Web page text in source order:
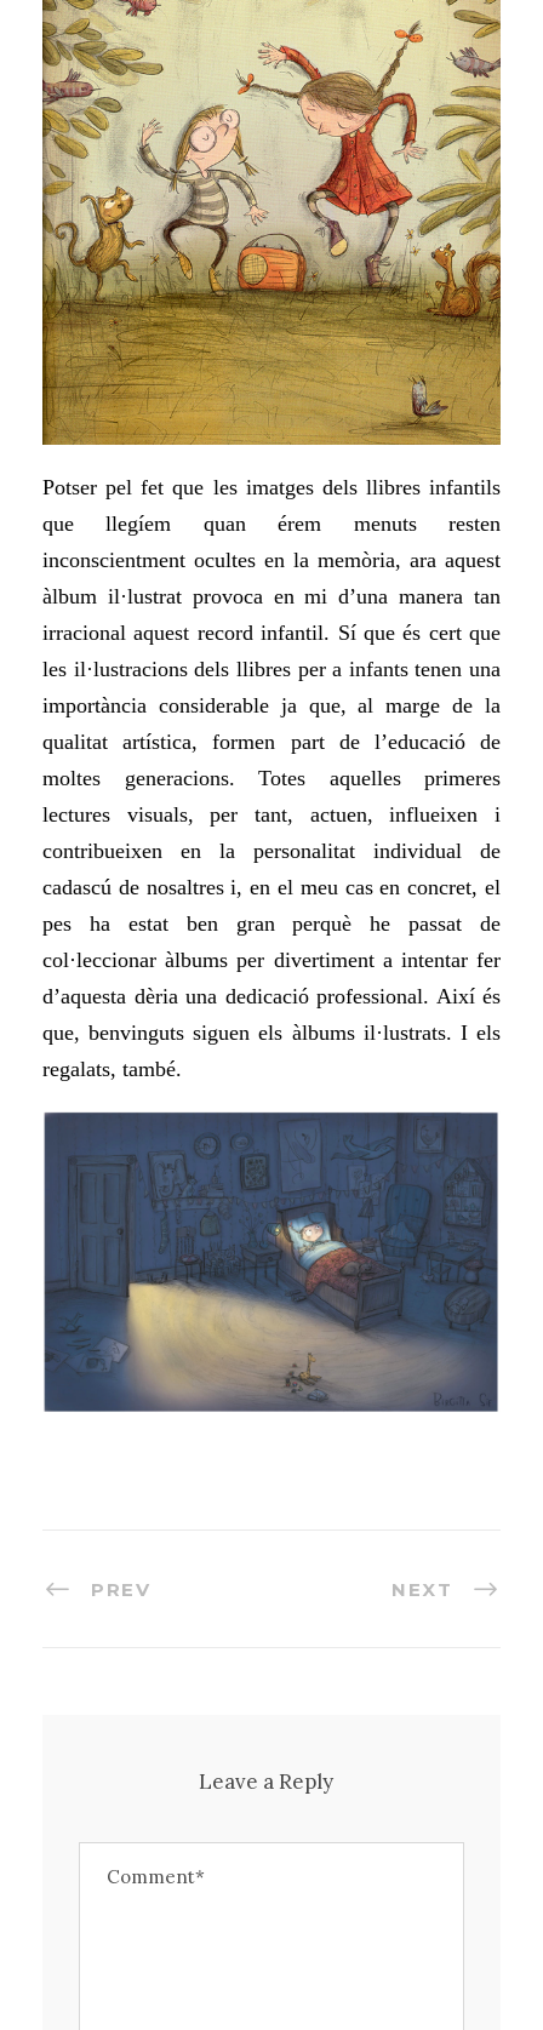
Potser pel fet que les imatges dels llibres infantils
que llegíem quan érem menuts resten
inconscientment ocultes en la memòria, ara aquest
àlbum il·lustrat provoca en mi d’una manera tan
irracional aquest record infantil. Sí que és cert que
les il·lustracions dels llibres per a infants tenen una
importància considerable ja que, al marge de la
qualitat artística, formen part de l’educació de
moltes generacions. Totes aquelles primeres
lectures visuals, per tant, actuen, influeixen i
contribueixen en la personalitat individual de
cadascú de nosaltres i, en el meu cas en concret, el
pes ha estat ben gran perquè he passat de
col·leccionar àlbums per divertiment a intentar fer
d’aquesta dèria una dedicació professional. Així és
que, benvinguts siguen els àlbums il·lustrats. I els
regalats, també.
PREV NEXT
Leave a Reply